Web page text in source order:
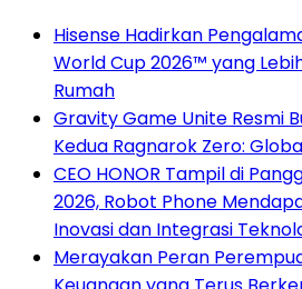
Hisense Hadirkan
World Cup 2026™ yang
Rumah
Gravity Game Unite Resmi
Kedua Ragnarok Zero:
CEO HONOR Tampil di
2026, Robot Phone
Inovasi dan Integrasi
Merayakan Peran